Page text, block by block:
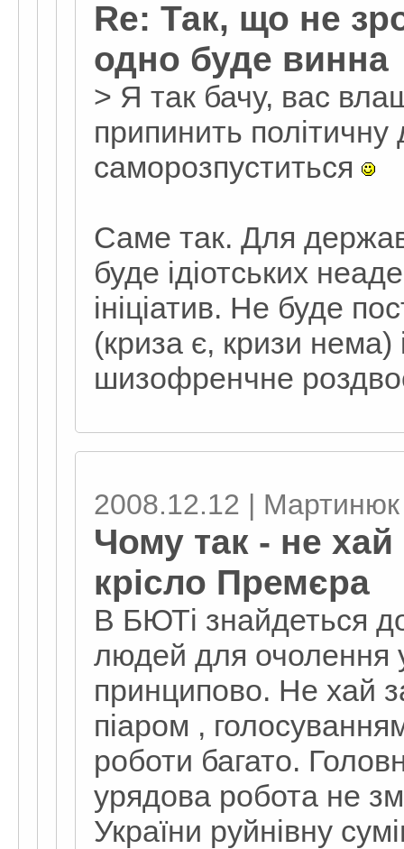
Re: Так, що не
одно буде винна
> Я так бачу, вас
припинить
саморозпуститься
Саме так. Для
буде ідіотських
ініціатив. Не буде
(криза є, кризи нема)
шизофренчне
2008.12.12 | Мартинюк
Чому так - не
крісло Премєра
В БЮТі знайдеться
людей для очолення
принципово. Не хай
піаром ,
роботи багато.
урядова робота не
України руйнівну